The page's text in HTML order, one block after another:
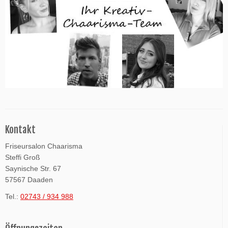
Kontakt
Friseursalon Chaarisma
Steffi Groß
Saynische Str. 67
57567 Daaden
Tel.: 02743 / 934 988